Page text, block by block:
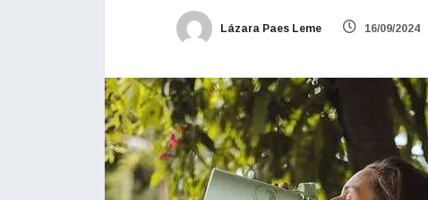
Lázara Paes Leme 16/09/2024